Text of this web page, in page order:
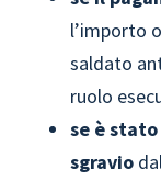
l’importo
saldato
ruolo
se è
sgravio